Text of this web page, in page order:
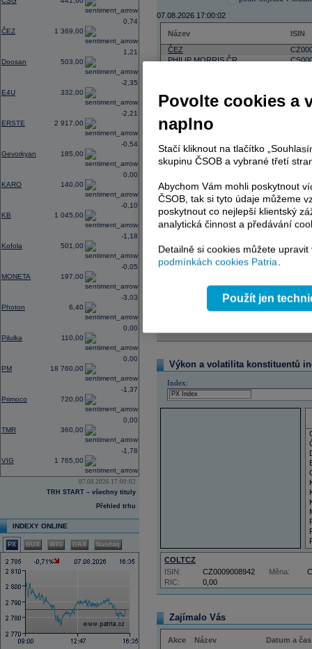
ČEZ 1 369,00
0,74
Doosan 503,00
1,21
E4U 332,00
-2,35
ERSTE 2 917,00
-2,21
Gevorkyan 185,00
-0,54
KARO 140,00
0,00
KB 1 045,00
-0,10
Kofola 501,00
-1,18
MONETA 197,00
-0,05
Photon 6,40
-3,03
Pilulka 110,00
0,00
PM 18 760,00
0,00
Primoco 720,00
-1,37
TMR 360,00
0,00
VIG 1 765,00
-1,78
07.08.2026 17:00:02
TRH START – všechny tituly
Přehled trhu
INDEXY ONLINE
PX BUX WIG DAX Nasdaq
07.08.2026 17:00:02
Název
ISIN
ČEZ
PHILIP MORRIS ČR
AD index - vývoj
Region
select
Odeslat
Výkon a volatilita konstituentů
Index:
COLTCZ
RIC: 0,00
ISIN: CZ0009008942 Měna:
Zajímalo Vás
Akce Název
Datum a čas
Povolte cookies a
naplno
Stačí kliknout na tlačítko
skupinu ČSOB a vybrané třetí
Abychom Vám mohli poskytnout
ČSOB, tak si tyto údaje můžeme
poskytnout co nejlepší klientský
analytická činnost a předávání
Detailně si cookies můžete
podmínkách cookies Patria.
Použít jen